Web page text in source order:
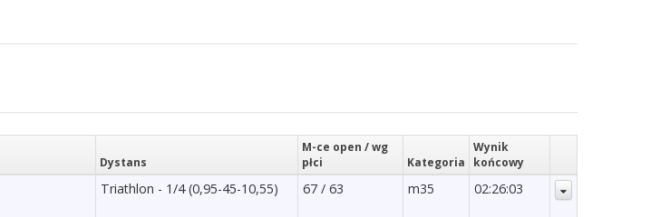
Dystans
M-ce open / wg
płci
Kategoria
Wynik
końcowy
Triathlon - 1/4 (0,95-45-10,55) 67 / 63 m35 02:26:03